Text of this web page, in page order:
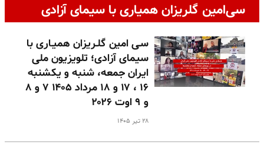
سی‌امین گلریزان همیاری با سیمای آزادی
سـی امین گلـریزان همیـاری با
سیمای آزادی؛ تلویزیون ملی
ایران جمعه، شنبه و یکشنبه
۱۶ ، ۱۷ و ۱۸ مرداد ۱۴۰۵ ۷ و ۸
و ۹ اوت ۲۰۲۶
۲۸ تیر ۱۴۰۵